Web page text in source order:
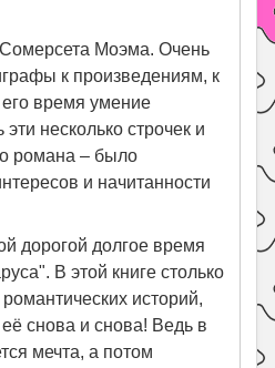
Моэма. Очень
к произведениям, к
время умение
несколько строчек и
романа – было
и начитанности
дорогой долгое время
В этой книге столько
историй,
её снова и снова! Ведь в
мечта, а потом